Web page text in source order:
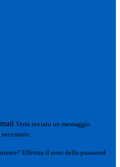
Verrà inviato un messaggio
Effettua il reset della password